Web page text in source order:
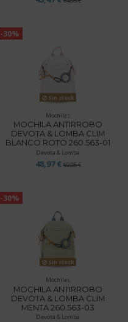
-30%
Sin stock
Mochilas
MOCHILA ANTIRROBO
DEVOTA & LOMBA CLIM
BLANCO ROTO 260.563-01
Devota & Lomba
48,97 € 69,95 €
-30%
Sin stock
Mochilas
MOCHILA ANTIRROBO
DEVOTA & LOMBA CLIM
MENTA 260.563-03
Devota & Lomba